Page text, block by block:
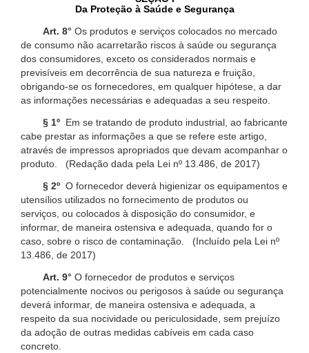
Da Proteção à Saúde e Segurança
Art. 8° Os produtos e serviços colocados no mercado
de consumo não acarretarão riscos à saúde ou segurança
dos consumidores, exceto os considerados normais e
previsíveis em decorrência de sua natureza e fruição,
obrigando-se os fornecedores, em qualquer hipótese, a dar
as informações necessárias e adequadas a seu respeito.
§ 1º Em se tratando de produto industrial, ao fabricante
cabe prestar as informações a que se refere este artigo,
através de impressos apropriados que devam acompanhar o
produto. (Redação dada pela Lei nº 13.486, de 2017)
§ 2º O fornecedor deverá higienizar os equipamentos e
utensílios utilizados no fornecimento de produtos ou
serviços, ou colocados à disposição do consumidor, e
informar, de maneira ostensiva e adequada, quando for o
caso, sobre o risco de contaminação. (Incluído pela Lei nº
13.486, de 2017)
Art. 9° O fornecedor de produtos e serviços
potencialmente nocivos ou perigosos à saúde ou segurança
deverá informar, de maneira ostensiva e adequada, a
respeito da sua nocividade ou periculosidade, sem prejuízo
da adoção de outras medidas cabíveis em cada caso
concreto.